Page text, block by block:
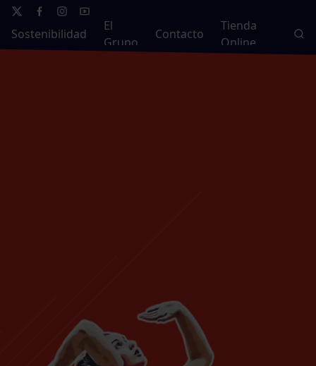
Sostenibilidad
El
Grupo
Contacto
Tienda
Online